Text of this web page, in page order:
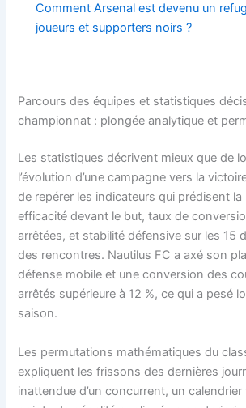
Comment Arsenal est devenu un
joueurs et supporters noirs ?
Parcours des équipes et statistiques
championnat : plongée analytique et
Les statistiques décrivent mieux que de
l’évolution d’une campagne vers la
de repérer les indicateurs qui prédisent la
efficacité devant le but, taux de
arrêtées, et stabilité défensive sur les 15
des rencontres. Nautilus FC a axé son
défense mobile et une conversion des
arrêtés supérieure à 12 %, ce qui a pesé
saison.
Les permutations mathématiques du
expliquent les frissons des dernières
inattendue d’un concurrent, un